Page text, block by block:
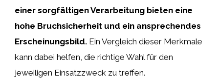
einer sorgfältigen Verarbeitung bieten eine
hohe Bruchsicherheit und ein ansprechendes
Erscheinungsbild. Ein Vergleich dieser Merkmale
kann dabei helfen, die richtige Wahl für den
jeweiligen Einsatzzweck zu treffen.